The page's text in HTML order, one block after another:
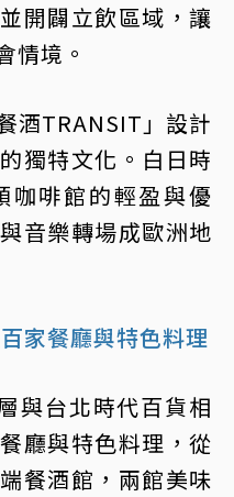
開闢立飲區域，讓
情境。
酒TRANSIT」設計
獨特文化。白日時
咖啡館的輕盈與優
音樂轉場成歐洲地
家餐廳與特色料理
與台北時代百貨相
廳與特色料理，從
餐酒館，兩館美味